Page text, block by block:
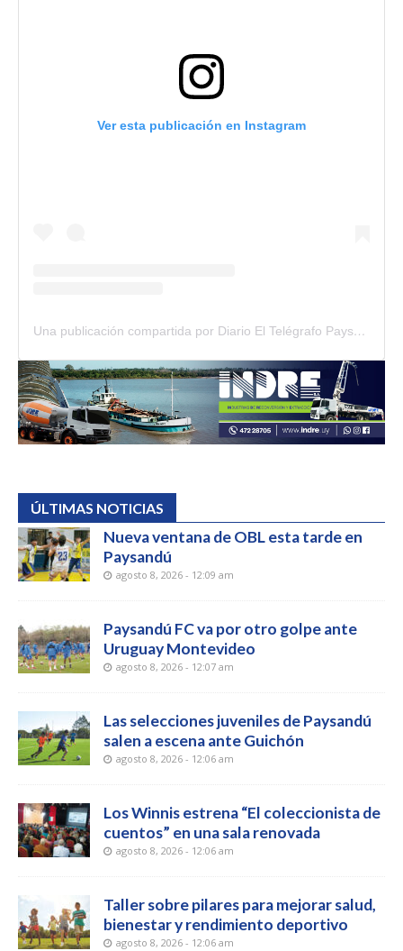
Ver esta publicación en Instagram
Una publicación compartida por Diario El Telégrafo Paysandú (@diario_el_telegrafo)
ÚLTIMAS NOTICIAS
Nueva ventana de OBL esta tarde en
Paysandú
agosto 8, 2026 - 12:09 am
Paysandú FC va por otro golpe ante
Uruguay Montevideo
agosto 8, 2026 - 12:07 am
Las selecciones juveniles de Paysandú
salen a escena ante Guichón
agosto 8, 2026 - 12:06 am
Los Winnis estrena “El coleccionista de
cuentos” en una sala renovada
agosto 8, 2026 - 12:06 am
Taller sobre pilares para mejorar salud,
bienestar y rendimiento deportivo
agosto 8, 2026 - 12:06 am